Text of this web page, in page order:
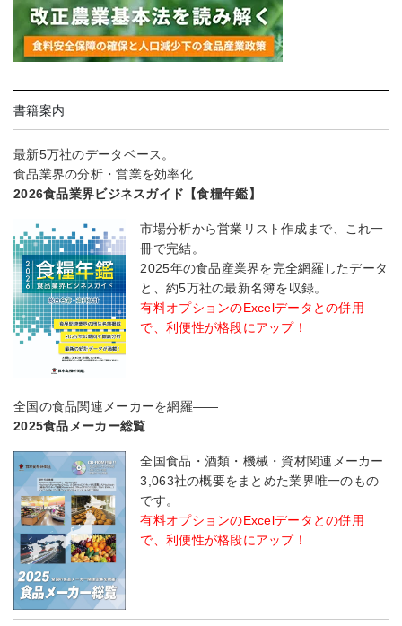
書籍案内
最新5万社のデータベース。
食品業界の分析・営業を効率化
2026食品業界ビジネスガイド【食糧年鑑】
市場分析から営業リスト作成まで、これ一
冊で完結。
2025年の食品産業界を完全網羅したデータ
と、約5万社の最新名簿を収録。
有料オプションのExcelデータとの併用
で、利便性が格段にアップ！
全国の食品関連メーカーを網羅――
2025食品メーカー総覧
全国食品・酒類・機械・資材関連メーカー
3,063社の概要をまとめた業界唯一のもの
です。
有料オプションのExcelデータとの併用
で、利便性が格段にアップ！